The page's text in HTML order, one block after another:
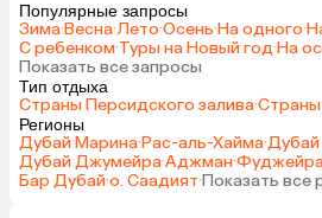
Популярные запросы
Зима·Весна·Лето·Осень·На одного·
С ребенком·Туры на Новый год·На
Показать все запросы
Тип отдыха
Страны Персидского залива·Страны
Регионы
Дубай Марина·Рас-аль-Хайма·
Дубай Джумейра·Аджман·
Бар Дубай·о. Саадият·Показать все